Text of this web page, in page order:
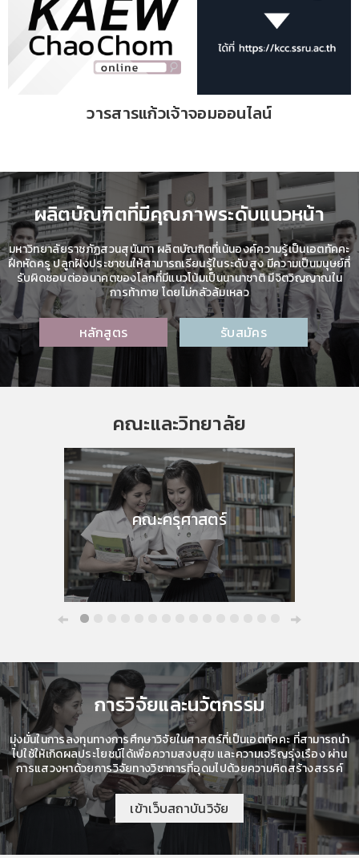
วารสารแก้วเจ้าจอมออนไลน์
ผลิตบัณฑิตที่มีคุณภาพระดับแนวหน้า
มหาวิทยาลัยราชภัฏสวนสุนันทา ผลิตบัณฑิตที่เน้นองค์ความรู้เป็นเอตทัคคะ
ฝึกหัดครู ปลูกฝังประชาชนให้สามารถเรียนรู้ในระดับสูง มีความเป็นมนุษย์ที่
รับผิดชอบต่ออนาคตของโลกที่มีแนวโน้มเป็นนานาชาติ มีจิตวิญญาณใน
การท้าทาย โดยไม่กลัวล้มเหลว
หลักสูตร รับสมัคร
คณะและวิทยาลัย
คณะครุศาสตร์
การวิจัยและนวัตกรรม
มุ่งมั่นในการลงทุนทางการศึกษาวิจัยในศาสตร์ที่เป็นเอตทัคคะ ที่สามารถนำ
ไปใช้ให้เกิดผลประโยชน์ได้เพื่อความสงบสุข และความเจริญรุ่งเรือง ผ่าน
การแสวงหาด้วยการวิจัยทางวิชาการที่อุดมไปด้วยความคิดสร้างสรรค์
เข้าเว็บสถาบันวิจัย